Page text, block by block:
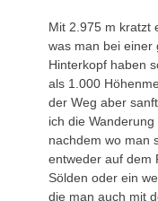
Mit 2.975 m kratzt
was man bei einer
Hinterkopf haben
als 1.000
der Weg aber
ich die
nachdem wo man
entweder auf dem
Sölden oder ein
die man auch mit